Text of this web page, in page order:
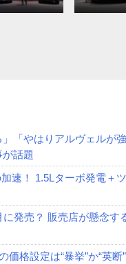
「やはりアルヴェルが
話題
速！ 1.5Lターボ発電＋
発売？ 販売店が懸念す
価格設定は“暴挙”か“英